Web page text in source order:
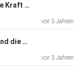
Szene 2: Priscilla Bucher und die Kraft der Selbstheilung
vor 3 Jahren
Szene 1: Sandra Baumgärtner und die Blockbusterisierung der Kultur
vor 3 Jahren